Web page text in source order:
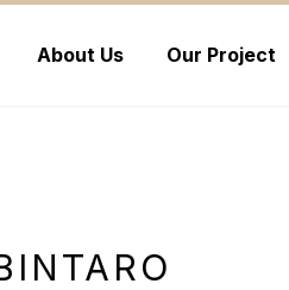
About Us Our Project